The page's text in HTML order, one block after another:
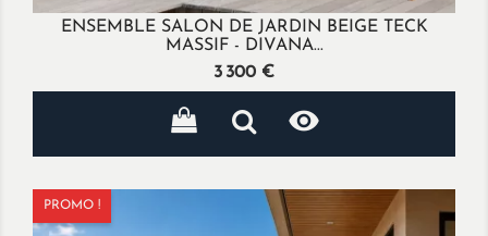
ENSEMBLE SALON DE JARDIN BEIGE TECK
MASSIF - DIVANA...
Prix
3 300 €

PROMO !